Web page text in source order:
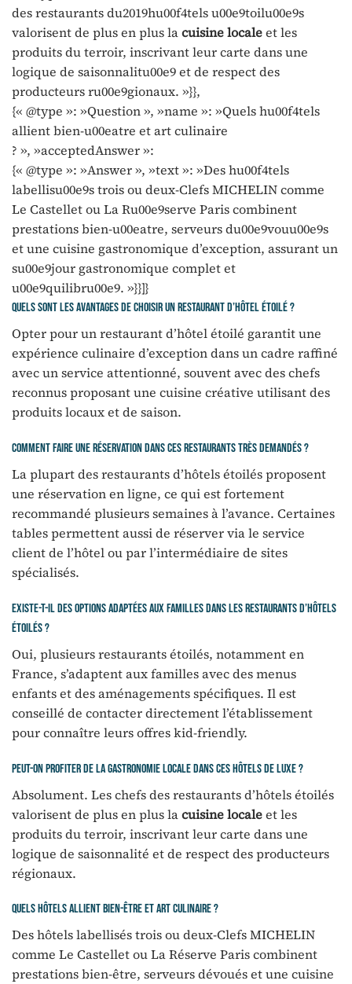
des restaurants du2019hu00f4tels u00e9toilu00e9s
valorisent de plus en plus lacuisine localeet les
produits du terroir, inscrivant leur carte dans une
logique de saisonnalitu00e9 et de respect des
producteurs ru00e9gionaux. »}},
{« @type »: »Question », »name »: »Quels hu00f4tels
allient bien-u00eatre et art culinaire
? », »acceptedAnswer »:
{« @type »: »Answer », »text »: »Des hu00f4tels
labellisu00e9s trois ou deux-Clefs MICHELIN comme
Le Castellet ou La Ru00e9serve Paris combinent
prestations bien-u00eatre, serveurs du00e9vouu00e9s
et une cuisine gastronomique d’exception, assurant un
su00e9jour gastronomique complet et
u00e9quilibru00e9. »}}]}
Quels sont les avantages de choisir un restaurant d’hôtel étoilé ?
Opter pour un restaurant d’hôtel étoilé garantit une
expérience culinaire d’exception dans un cadre raffiné
avec un service attentionné, souvent avec des chefs
reconnus proposant une cuisine créative utilisant des
produits locaux et de saison.
Comment faire une réservation dans ces restaurants très demandés ?
La plupart des restaurants d’hôtels étoilés proposent
une réservation en ligne, ce qui est fortement
recommandé plusieurs semaines à l’avance. Certaines
tables permettent aussi de réserver via le service
client de l’hôtel ou par l’intermédiaire de sites
spécialisés.
Existe-t-il des options adaptées aux familles dans les restaurants d’hôtels
étoilés ?
Oui, plusieurs restaurants étoilés, notamment en
France, s’adaptent aux familles avec des menus
enfants et des aménagements spécifiques. Il est
conseillé de contacter directement l’établissement
pour connaître leurs offres kid-friendly.
Peut-on profiter de la gastronomie locale dans ces hôtels de luxe ?
Absolument. Les chefs des restaurants d’hôtels étoilés
valorisent de plus en plus lacuisine localeet les
produits du terroir, inscrivant leur carte dans une
logique de saisonnalité et de respect des producteurs
régionaux.
Quels hôtels allient bien-être et art culinaire ?
Des hôtels labellisés trois ou deux-Clefs MICHELIN
comme Le Castellet ou La Réserve Paris combinent
prestations bien-être, serveurs dévoués et une cuisine